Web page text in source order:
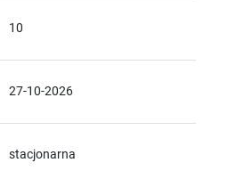
10
27-10-2026
stacjonarna